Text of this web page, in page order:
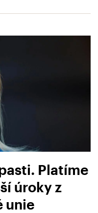
Platíme
úroky z
unie